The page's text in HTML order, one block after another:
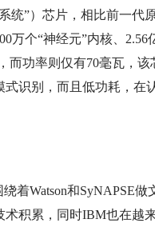
统”）芯片，相比前一代
万个“神经元”内核、2.56
而功率则仅有70毫瓦，该
识别，而且低功耗，在
着Watson和SyNAPSE做
积累，同时IBM也在越